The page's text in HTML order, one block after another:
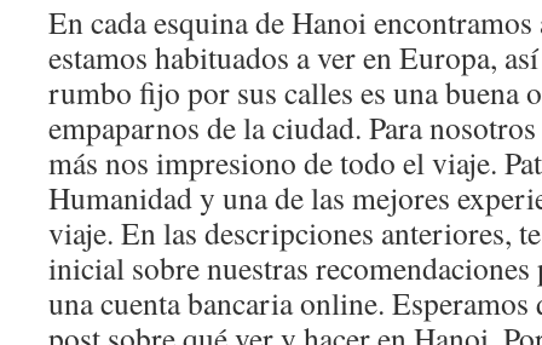
En cada esquina de Hanoi
estamos habituados a ver en Europa,
rumbo fijo por sus calles es una buena
empaparnos de la ciudad. Para
más nos impresiono de todo el viaje.
Humanidad y una de las mejores
viaje. En las descripciones anteriores,
inicial sobre nuestras
una cuenta bancaria online. Esperamos